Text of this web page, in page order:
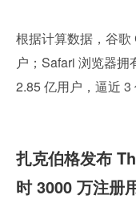
根据计算数据，谷
户；Safari 浏览器
2.85 亿用户，逼近 3
扎克伯格发布
时 3000 万注册